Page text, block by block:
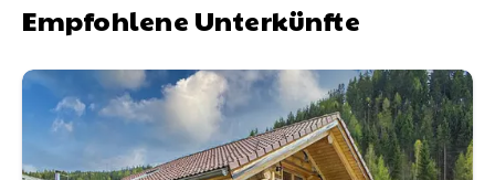
Empfohlene Unterkünfte
Chalet Kaindorf mit Whirlpool und Sauna | Unterkunft